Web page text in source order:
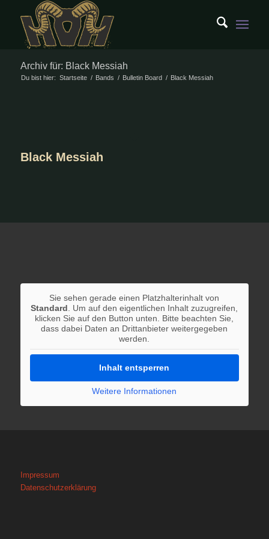
Archiv für: Black Messiah
Du bist hier: Startseite / Bands / Bulletin Board / Black Messiah
Black Messiah
Sie sehen gerade einen Platzhalterinhalt von
Standard . Um auf den eigentlichen Inhalt zuzugreifen,
klicken Sie auf den Button unten. Bitte beachten Sie,
dass dabei Daten an Drittanbieter weitergegeben
werden.
Inhalt entsperren
Weitere Informationen
Impressum
Datenschutzerklärung